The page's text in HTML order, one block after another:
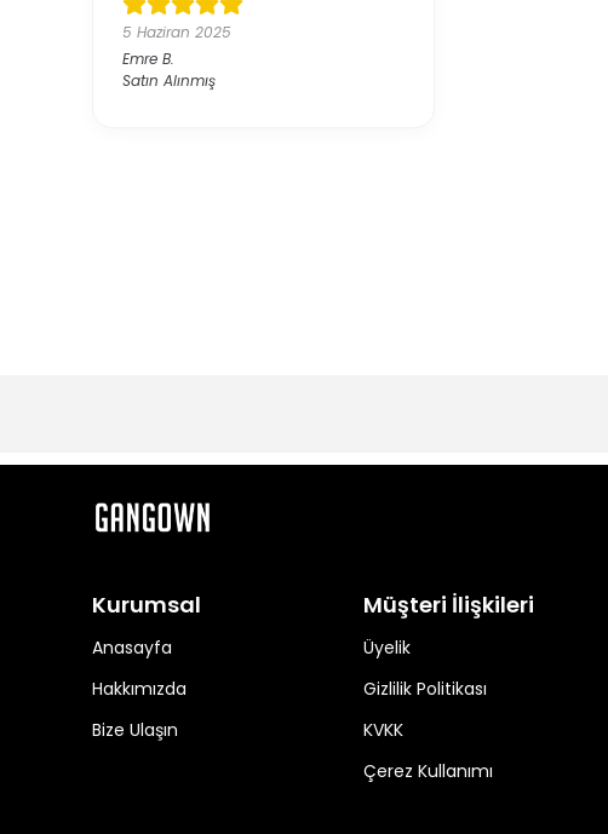
5 Haziran 2025
Emre B.
Satın Alınmış
Kurumsal
Anasayfa
Hakkımızda
Bize Ulaşın
Müşteri İlişkileri
Üyelik
Gizlilik Politikası
KVKK
Çerez Kullanımı